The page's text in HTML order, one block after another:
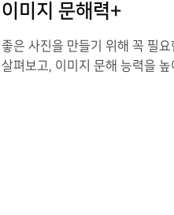
이미지 문해력+
좋은 사진을 만들기 위해 꼭 필
살펴보고, 이미지 문해 능력을